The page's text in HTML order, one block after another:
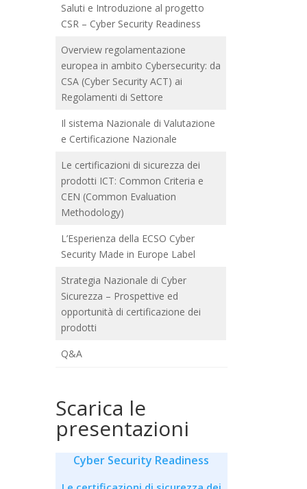
Saluti e Introduzione al progetto
CSR – Cyber Security Readiness
Overview regolamentazione
europea in ambito Cybersecurity: da
CSA (Cyber Security ACT) ai
Regolamenti di Settore
Il sistema Nazionale di Valutazione
e Certificazione Nazionale
Le certificazioni di sicurezza dei
prodotti ICT: Common Criteria e
CEN (Common Evaluation
Methodology)
L’Esperienza della ECSO Cyber
Security Made in Europe Label
Strategia Nazionale di Cyber
Sicurezza – Prospettive ed
opportunità di certificazione dei
prodotti
Q&A
Scarica le
presentazioni
Cyber Security Readiness